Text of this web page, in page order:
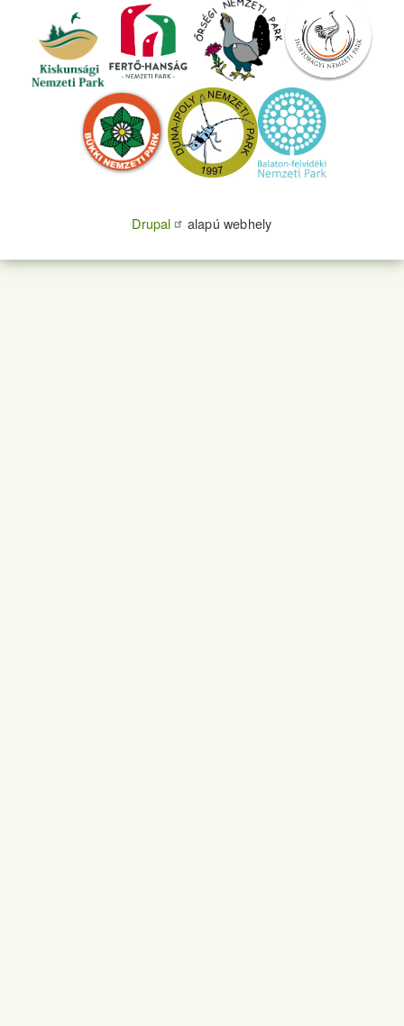
Drupal alapú webhely